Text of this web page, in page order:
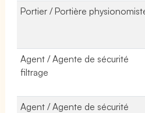
Portier / Portière
Agent / Agente de sécurité
filtrage
Agent / Agente de sécurité